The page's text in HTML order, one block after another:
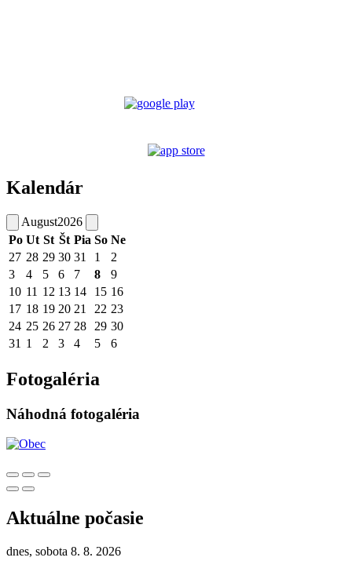
Kalendár
August2026
Po Ut St Št Pia So Ne
27 28 29 30 31 1
2
3
4 5 6 7 8
9
10 11 12 13 14 15 16
17 18 19 20 21 22 23
24 25 26 27 28 29 30
31 1 2 3 4 5 6
Fotogaléria
Náhodná fotogaléria
Aktuálne počasie
dnes, sobota 8. 8. 2026